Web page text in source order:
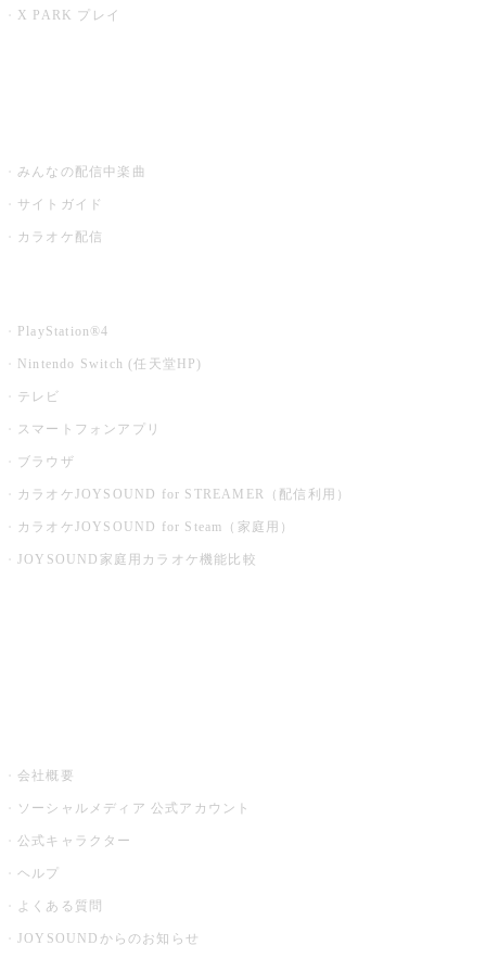
X PARK プレイ
みんなの配信中楽曲
サイトガイド
カラオケ配信
PlayStation®4
Nintendo Switch (任天堂HP)
テレビ
スマートフォンアプリ
ブラウザ
カラオケJOYSOUND for STREAMER（配信利用）
カラオケJOYSOUND for Steam（家庭用）
JOYSOUND家庭用カラオケ機能比較
会社概要
ソーシャルメディア 公式アカウント
公式キャラクター
ヘルプ
よくある質問
JOYSOUNDからのお知らせ